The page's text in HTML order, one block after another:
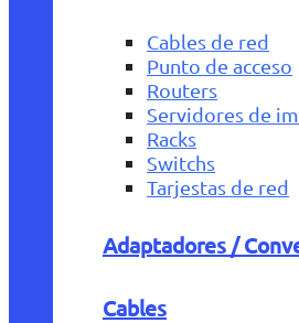
Cables de red
Punto de acceso
Routers
Servidores de
Racks
Switchs
Tarjestas de red
Adaptadores /
Cables